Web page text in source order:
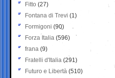
Fitto (27)
Fontana di Trevi (1)
Formigoni (90)
Forza Italia (596)
frana (9)
Fratelli d'Italia (291)
Futuro e Libertà (510)